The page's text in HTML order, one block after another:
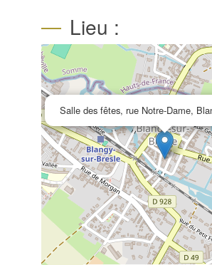
Lieu :
Salle des fêtes, rue Notre-Dame,